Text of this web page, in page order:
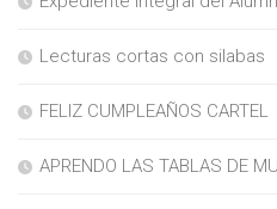
Lecturas cortas con silabas
FELIZ CUMPLEAÑOS CARTEL
APRENDO LAS TABLAS DE